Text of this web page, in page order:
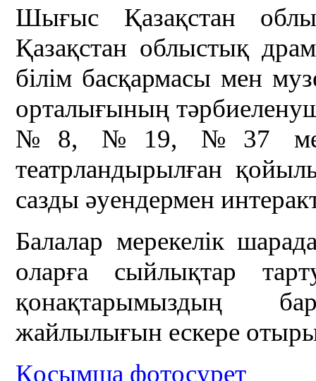
Шығыс Қазақстан
Қазақстан облыстық
білім басқармасы мен
орталығының
№8, №19, №37
театрландырылған
сазды әуендермен
Балалар мерекелік
оларға сыйлықтар
қонақтарымыздың
жайлылығын ескере
Қосымша фотосурет